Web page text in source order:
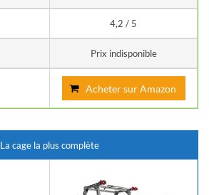
4,2 / 5
Prix indisponible
Acheter sur Amazon
La cage la plus complète